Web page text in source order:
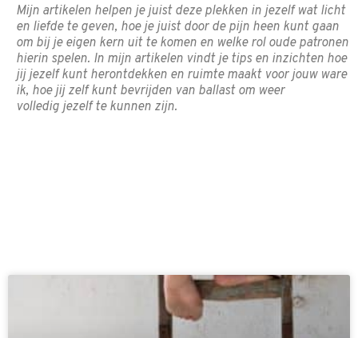
Mijn artikelen helpen je juist deze plekken in jezelf wat licht
en liefde te geven, hoe je juist door de pijn heen kunt gaan
om bij je eigen kern uit te komen en welke rol oude patronen
hierin spelen. In mijn artikelen vindt je tips en inzichten hoe
jij jezelf kunt herontdekken en ruimte maakt voor jouw ware
ik, hoe jij zelfkunt bevrijden van ballast om weer
volledig jezelfte kunnen zijn.